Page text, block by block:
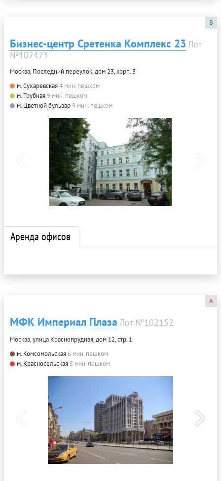
B
Бизнес-центр Сретенка Комплекс 23 Лот
№102473
Москва, Последний переулок, дом 23, корп. 3
м. Сухаревская4 мин. пешком
м. Трубная9 мин. пешком
м. Цветной бульвар9 мин. пешком
Аренда офисов
A
МФК Империал Плаза Лот №102152
Москва, улица Краснопрудная, дом 12, стр. 1
м. Комсомольская 6 мин. пешком
м. Красносельская 5 мин. пешком